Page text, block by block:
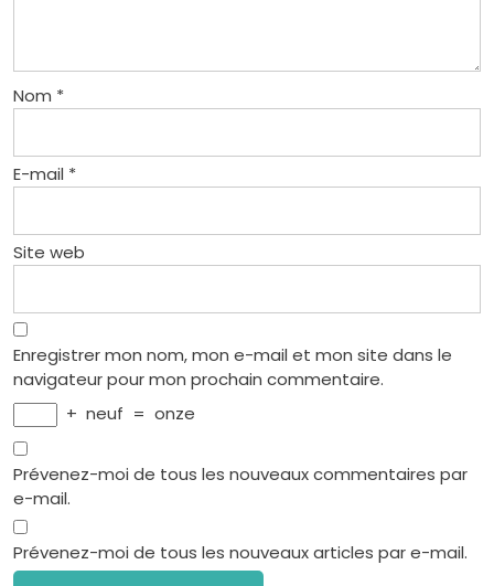
Nom *
E-mail *
Site web
Enregistrer mon nom, mon e-mail et mon site dans le
navigateur pour mon prochain commentaire.
+ neuf = onze
Prévenez-moi de tous les nouveaux commentaires par
e-mail.
Prévenez-moi de tous les nouveaux articles par e-mail.